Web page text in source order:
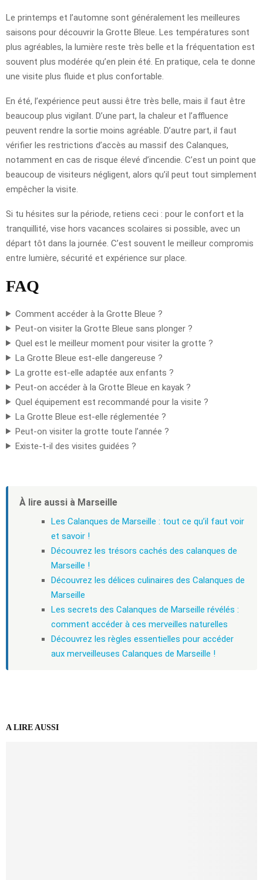
Le printemps et l’automne sont généralement les meilleures
saisons pour découvrir la Grotte Bleue. Les températures sont
plus agréables, la lumière reste très belle et la fréquentation est
souvent plus modérée qu’en plein été. En pratique, cela te donne
une visite plus fluide et plus confortable.
En été, l’expérience peut aussi être très belle, mais il faut être
beaucoup plus vigilant. D’une part, la chaleur et l’affluence
peuvent rendre la sortie moins agréable. D’autre part, il faut
vérifier les restrictions d’accès au massif des Calanques,
notamment en cas de risque élevé d’incendie. C’est un point que
beaucoup de visiteurs négligent, alors qu’il peut tout simplement
empêcher la visite.
Si tu hésites sur la période, retiens ceci : pour le confort et la
tranquillité, vise hors vacances scolaires si possible, avec un
départ tôt dans la journée. C’est souvent le meilleur compromis
entre lumière, sécurité et expérience sur place.
FAQ
Comment accéder à la Grotte Bleue ?
Peut-on visiter la Grotte Bleue sans plonger ?
Quel est le meilleur moment pour visiter la grotte ?
La Grotte Bleue est-elle dangereuse ?
La grotte est-elle adaptée aux enfants ?
Peut-on accéder à la Grotte Bleue en kayak ?
Quel équipement est recommandé pour la visite ?
La Grotte Bleue est-elle réglementée ?
Peut-on visiter la grotte toute l’année ?
Existe-t-il des visites guidées ?
À lire aussi à Marseille
Les Calanques de Marseille : tout ce qu’il faut voir
et savoir !
Découvrez les trésors cachés des calanques de
Marseille !
Découvrez les délices culinaires des Calanques de
Marseille
Les secrets des Calanques de Marseille révélés :
comment accéder à ces merveilles naturelles
Découvrez les règles essentielles pour accéder
aux merveilleuses Calanques de Marseille !
A LIRE AUSSI